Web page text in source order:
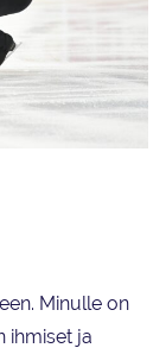
Minulle on
ihmiset ja